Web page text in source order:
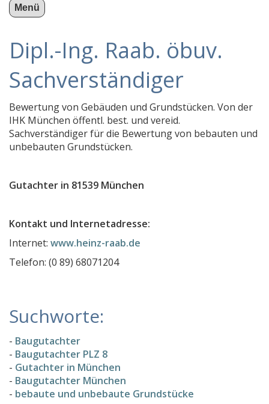
089 Gutachten Kfz Sachverständigenbüro Zwez
Autotec Ingenieurbüro Auto/Kfz-Gutachter
Kfz Gutachter Fachmann
EURANGIA GMBH
AE-KFZ Gutachten
Sachverständigenbüro Netzer UG
Dornhecker & Fiege Sachverständigenbüro
Gutachterix
Immobilienbewertung Heimhuber
Sachverständigenbüro Gert Hohlfeld
Michael Abelski Hundegutachter
Gutachter für Schmuck Butschal
MEISTERWERK Kfz Gutachten
Menü
Dipl.-Ing. Raab. öbuv.
Sachverständiger
Bewertung von Gebäuden und Grundstücken. Von der
IHK München öffentl. best. und vereid.
Sachverständiger für die Bewertung von bebauten und
unbebauten Grundstücken.
Gutachter in 81539 München
Kontakt und Internetadresse:
Internet: www.heinz-raab.de
Telefon: (0 89) 68071204
Suchworte:
- Baugutachter
- Baugutachter PLZ 8
- Gutachter in München
- Baugutachter München
- bebaute und unbebaute Grundstücke